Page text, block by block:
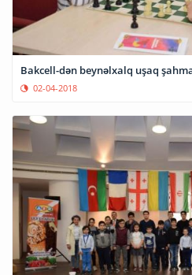
Bakcell-dən beynəlxalq uşaq
02-04-2018